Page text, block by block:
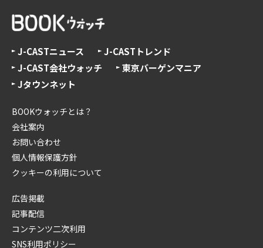
J-CASTニュース
J-CASTトレンド
J-CAST会社ウォッチ
東京バーゲンマニア
Jタウンネット
BOOKウォッチとは？
会社案内
お問い合わせ
個人情報保護方針
クッキーの利用について
広告掲載
記事配信
コンテンツ二次利用
SNS利用ポリシー